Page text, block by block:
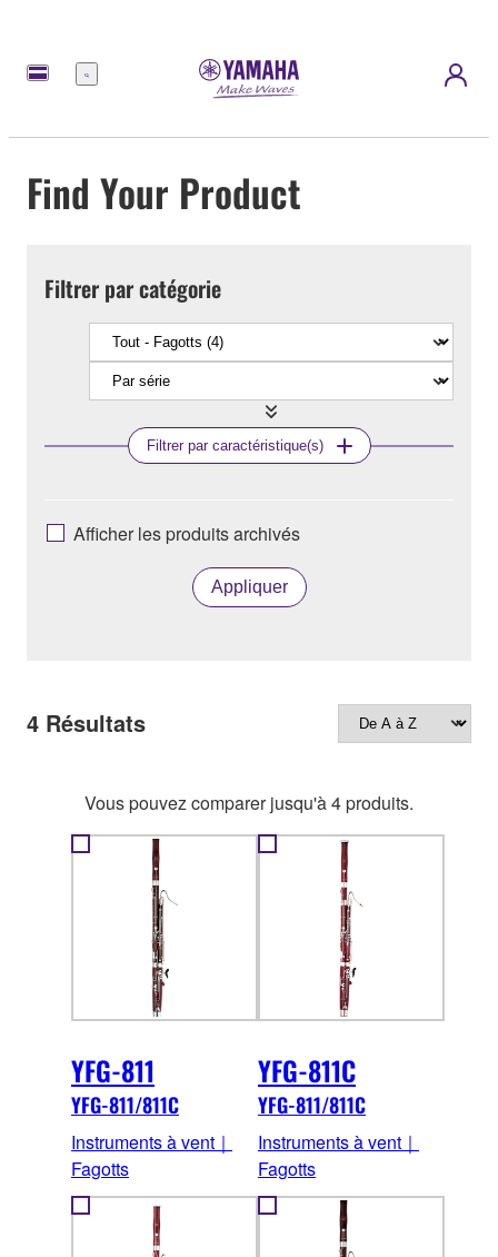
Menu
Find Your Product
Filtrer par catégorie
Filtrer par caractéristique(s)
Afficher les produits archivés
Appliquer
4 Résultats
Vous pouvez comparer jusqu'à 4 produits.
YFG-811
YFG-811/811C
Instruments à vent｜
Fagotts
YFG-811C
YFG-811/811C
Instruments à vent｜
Fagotts